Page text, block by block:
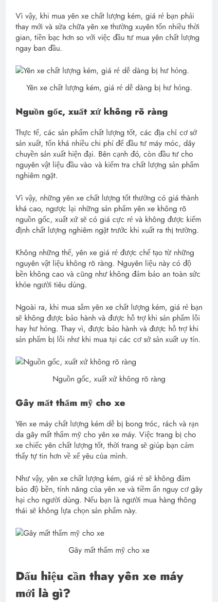
Vì vậy, khi mua yên xe chất lượng kém, giá rẻ bạn phải
thay mới và sửa chữa yên xe thường xuyên tốn nhiều thời
gian, tiền bạc hơn so với việc đầu tư mua yên chất lượng
ngay ban đầu.
Yên xe chất lượng kém, giá rẻ dễ dàng bị hư hỏng.
Nguồn gốc, xuất xứ không rõ ràng
Thực tế, các sản phẩm chất lượng tốt, các địa chỉ cơ sở
sản xuất, tốn khá nhiều chi phí để đầu tư máy móc, dây
chuyền sản xuất hiện đại. Bên cạnh đó, còn đầu tư cho
nguyên vật liệu đầu vào và kiểm tra chất lượng sản phẩm
nghiêm ngặt.
Vì vậy, những yên xe chất lượng tốt thường có giá thành
khá cao, ngược lại những sản phẩm yên xe không rõ
nguồn gốc, xuất xứ sẽ có giá cực rẻ và không được kiểm
định chất lượng nghiêm ngặt trước khi xuất ra thị trường.
Không những thế, yên xe giá rẻ được chế tạo từ những
nguyên vật liệu không rõ ràng. Nguyên liệu này có độ
bền không cao và cũng như không đảm bảo an toàn sức
khỏe người tiêu dùng.
Ngoài ra, khi mua sắm yên xe chất lượng kém, giá rẻ bạn
sẽ không được bảo hành và được hỗ trợ khi sản phẩm lỗi
hay hư hỏng. Thay vì, được bảo hành và được hỗ trợ khi
sản phẩm bị lỗi như khi mua tại các cơ sở sản xuất uy tín.
Nguồn gốc, xuất xứ không rõ ràng
Gây mất thẩm mỹ cho xe
Yên xe máy chất lượng kém dễ bị bong tróc, rách và rạn
da gây mất thẩm mỹ cho yên xe máy. Việc trang bị cho
xe chiếc yên chất lượng tốt, thời trang sẽ giúp bạn cảm
thấy tự tin hơn về xế yêu của mình.
Như vậy, yên xe chất lượng kém, giá rẻ sẽ không đảm
bảo độ bền, tính năng của yên xe và tiềm ẩn nguy cơ gây
hại cho người dùng. Nếu bạn là người mua hàng thông
thái sẽ không lựa chọn sản phẩm này.
Gây mất thẩm mỹ cho xe
Dấu hiệu cần thay yên xe máy
mới là gì?